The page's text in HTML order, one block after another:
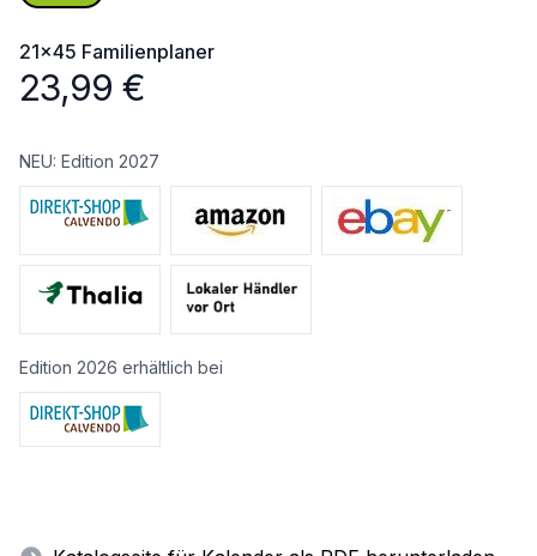
21x45 Familienplaner
23,99 €
NEU: Edition 2027
Edition 2026 erhältlich bei